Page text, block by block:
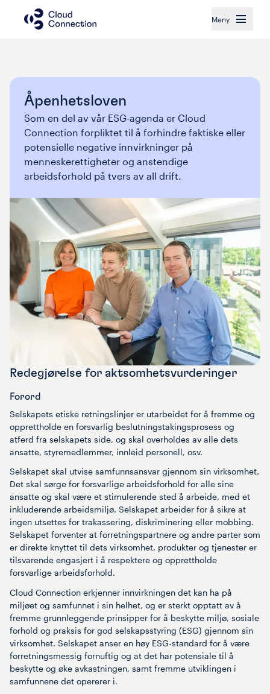
Meny
Åpenhetsloven
Som en del av vår ESG-agenda er Cloud
Connection forpliktet til å forhindre faktiske eller
potensielle negative innvirkninger på
menneskerettigheter og anstendige
arbeidsforhold på tvers av all drift.
Redegjørelse for aktsomhetsvurderinger
Forord ​
Selskapets etiske retningslinjer er utarbeidet for å fremme og
opprettholde en forsvarlig beslutningstakingsprosess og
atferd fra selskapets side, og skal overholdes av alle dets
ansatte, styremedlemmer, innleid personell, osv.​
Selskapet skal utvise samfunnsansvar gjennom sin virksomhet.
Det skal sørge for forsvarlige arbeidsforhold for alle sine
ansatte og skal være et stimulerende sted å arbeide, med et
inkluderende arbeidsmiljø. Selskapet arbeider for å sikre at
ingen utsettes for trakassering, diskriminering eller mobbing.
Selskapet forventer at forretningspartnere og andre parter som
er direkte knyttet til dets virksomhet, produkter og tjenester er
tilsvarende engasjert i å respektere og opprettholde
forsvarlige arbeidsforhold. ​
Cloud Connection erkjenner innvirkningen det kan ha på
miljøet og samfunnet i sin helhet, og er sterkt opptatt av å
fremme grunnleggende prinsipper for å beskytte miljø, sosiale
forhold og praksis for god selskapsstyring (ESG) gjennom sin
virksomhet. Selskapet anser en høy ESG-standard for å være
forretningsmessig fornuftig og at det har potensiale til å
beskytte og øke avkastningen, samt fremme utviklingen i
samfunnene det opererer i.​